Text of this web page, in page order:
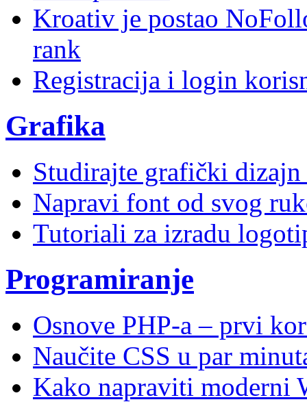
Kroativ je postao
rank
Registracija i login
Grafika
Studirajte grafički dizajn
Napravi font od svog
Tutoriali za izradu
Programiranje
Osnove PHP-a – prvi
Naučite CSS u par
Kako napraviti moderni